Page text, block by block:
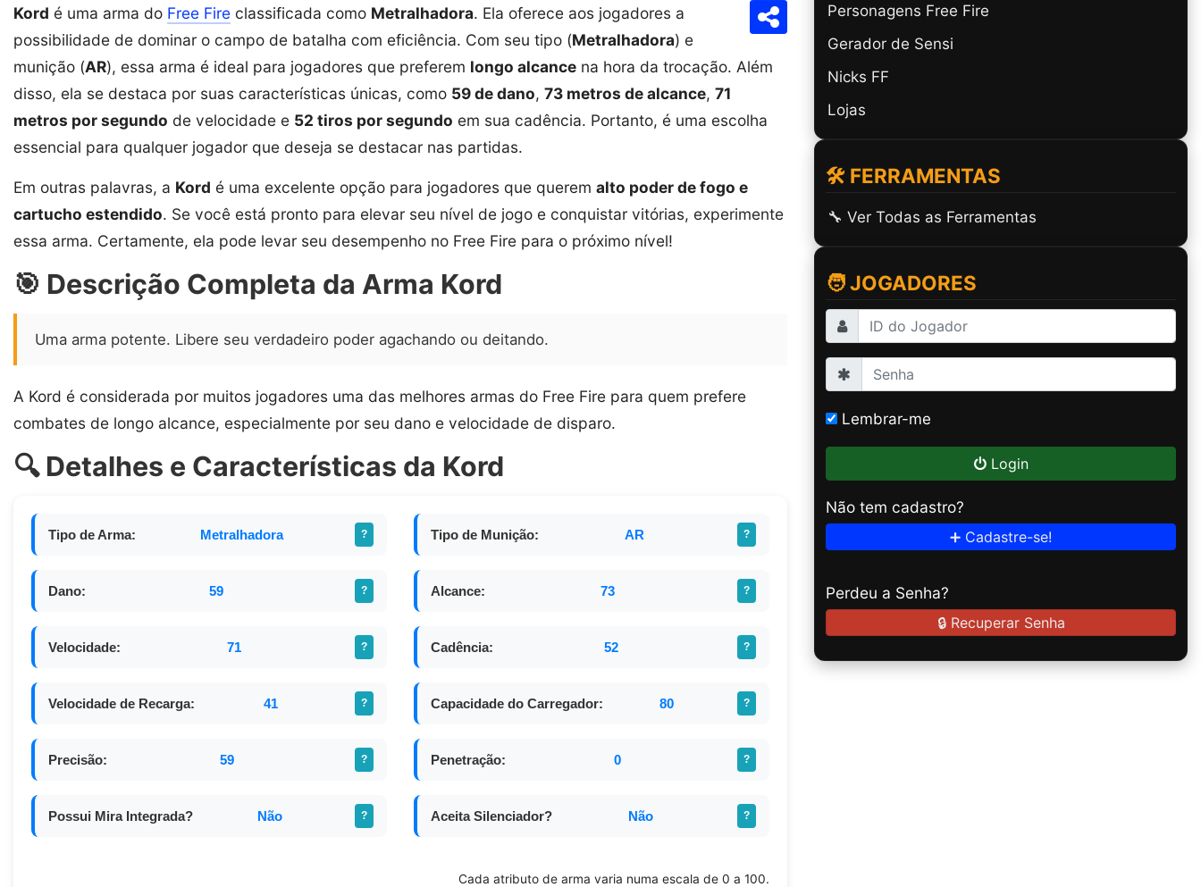
Compartilhar artigo
Kord é uma arma do Free Fire classificada como Metralhadora. Ela oferece aos jogadores a
possibilidade de dominar o campo de batalha com eficiência. Com seu tipo (Metralhadora) e
munição (AR), essa arma é ideal para jogadores que preferem longo alcance na hora da trocação. Além
disso, ela se destaca por suas características únicas, como 59 de dano, 73 metros de alcance, 71
metros por segundo de velocidade e 52 tiros por segundo em sua cadência. Portanto, é uma escolha
essencial para qualquer jogador que deseja se destacar nas partidas.
Em outras palavras, a Kord é uma excelente opção para jogadores que querem alto poder de fogo e
cartucho estendido. Se você está pronto para elevar seu nível de jogo e conquistar vitórias, experimente
essa arma. Certamente, ela pode levar seu desempenho no Free Fire para o próximo nível!
🎯 Descrição Completa da Arma Kord
Uma arma potente. Libere seu verdadeiro poder agachando ou deitando.
A Kord é considerada por muitos jogadores uma das melhores armas do Free Fire para quem prefere
combates de longo alcance, especialmente por seu dano e velocidade de disparo.
🔍 Detalhes e Características da Kord
Tipo de Arma: Metralhadora ? Tipo de Munição: AR ?
Dano: 59 ? Alcance: 73 ?
Velocidade: 71 ? Cadência: 52 ?
Velocidade de Recarga: 41 ? Capacidade do Carregador: 80 ?
Precisão: 59 ? Penetração: 0 ?
Possui Mira Integrada? Não ? Aceita Silenciador? Não ?
Cada atributo de arma varia numa escala de 0 a 100.
Personagens Free Fire
Gerador de Sensi
Nicks FF
Lojas
🛠️ FERRAMENTAS
🔧 Ver Todas as Ferramentas
🧑 JOGADORES
Lembrar-me
Login
Não tem cadastro?
➕ Cadastre-se!
Perdeu a Senha?
🔒 Recuperar Senha